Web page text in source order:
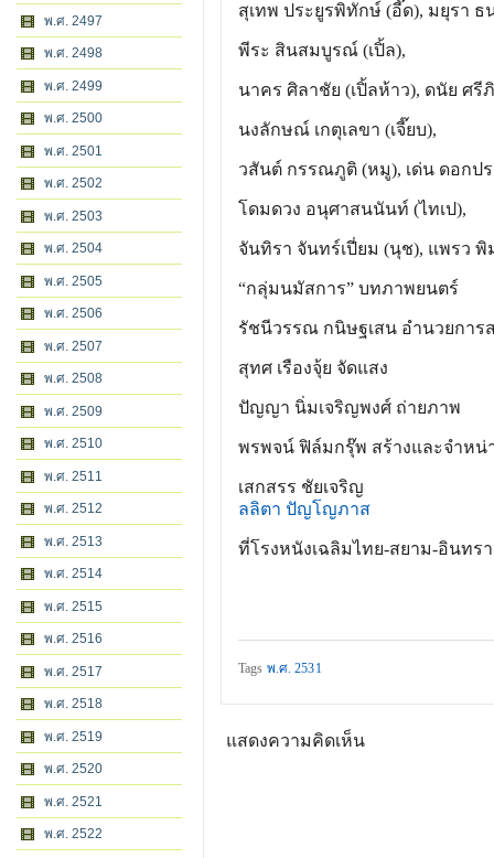
พ.ศ. 2497
พ.ศ. 2498
พ.ศ. 2499
พ.ศ. 2500
พ.ศ. 2501
พ.ศ. 2502
พ.ศ. 2503
พ.ศ. 2504
พ.ศ. 2505
พ.ศ. 2506
พ.ศ. 2507
พ.ศ. 2508
พ.ศ. 2509
พ.ศ. 2510
พ.ศ. 2511
พ.ศ. 2512
พ.ศ. 2513
พ.ศ. 2514
พ.ศ. 2515
พ.ศ. 2516
พ.ศ. 2517
พ.ศ. 2518
พ.ศ. 2519
พ.ศ. 2520
พ.ศ. 2521
พ.ศ. 2522
สุเทพ ประยูรพิทักษ์ (อี๊ด), มยุรา ธ
พีระ สินสมบูรณ์ (เปิ้ล),
นาคร ศิลาชัย (เปิ้ลห้าว), ดนัย ศ
นงลักษณ์ เกตุเลขา (เจี๊ยบ),
วสันต์ กรรณภูติ (หมู), เด่น ดอกปร
โดมดวง อนุศาสนนันท์ (ไทเป),
จันทิรา จันทร์เปี่ยม (นุช), แพรว
“กลุ่มนมัสการ” บทภาพยนตร์
รัชนีวรรณ กนิษฐเสน อำนวยการ
สุทศ เรืองจุ้ย จัดแสง
ปัญญา นิ่มเจริญพงศ์ ถ่ายภาพ
พรพจน์ ฟิล์มกรุ๊พ สร้างและจำหน่
เสกสรร ชัยเจริญ
ลลิตา ปัญโญภาส
ที่โรงหนังเฉลิมไทย-สยาม-อินทร
Tags พ.ศ. 2531
แสดงความคิดเห็น